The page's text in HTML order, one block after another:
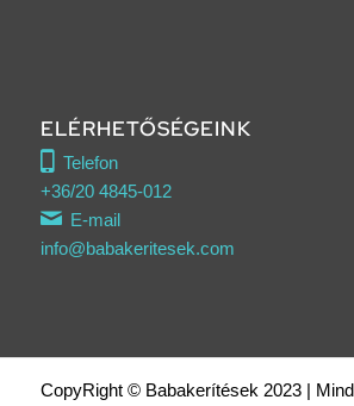
ELÉRHETŐSÉGEINK
Telefon
+36/20 4845-012
E-mail
info@babakeritesek.com
CopyRight © Babakerítések 2023 |